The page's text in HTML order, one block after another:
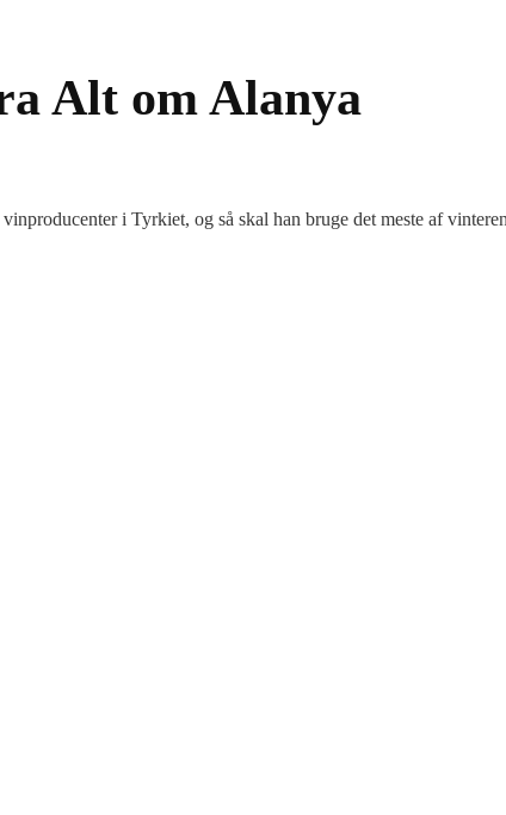
Alt om Alanya
i Tyrkiet, og så skal han bruge det meste af